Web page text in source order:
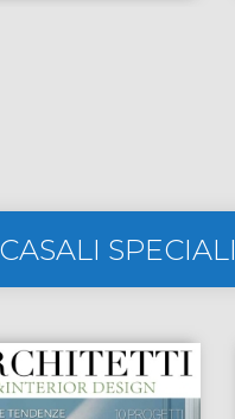
SPECIALI